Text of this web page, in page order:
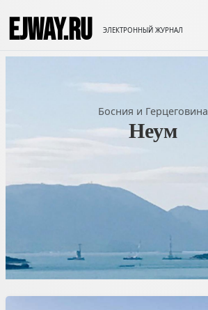
EJWAY.RU ЭЛЕКТРОННЫЙ ЖУРНАЛ
Босния и Герцеговина
Неум